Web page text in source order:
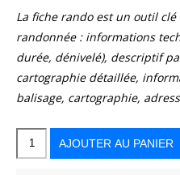
La fiche rando est un outil
randonnée : informations
durée, dénivelé), descriptif
cartographie détaillée,
balisage, cartographie,
quantité
Vésinet
AJOUTER AU PANIER